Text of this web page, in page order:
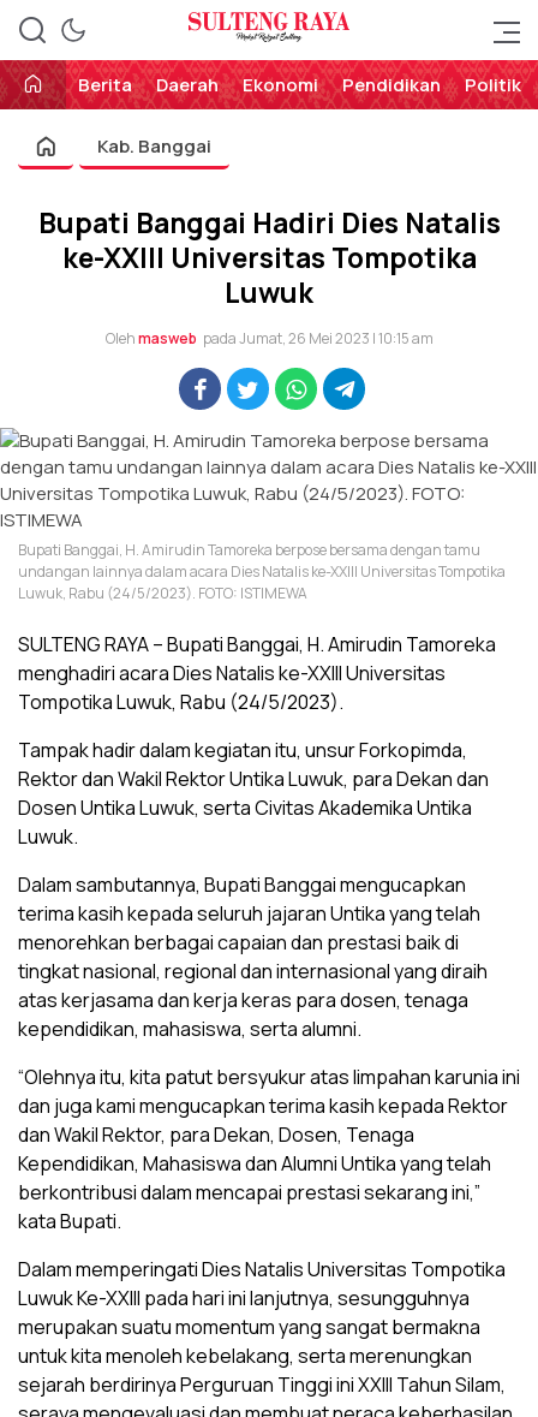
Sulteng Raya
Perekat Rakyat Sulteng
Berita
Daerah Ekonomi Pendidikan Politik
Kab. Banggai
Bupati Banggai Hadiri Dies Natalis
ke-XXIII Universitas Tompotika
Luwuk
Olehmasweb pada Jumat, 26 Mei 2023 | 10:15 am
Bupati Banggai, H. Amirudin Tamoreka berpose bersama dengan tamu
undangan lainnya dalam acara Dies Natalis ke-XXIII Universitas Tompotika
Luwuk, Rabu (24/5/2023). FOTO: ISTIMEWA
SULTENG RAYA – Bupati Banggai, H. Amirudin Tamoreka
menghadiri acara Dies Natalis ke-XXIII Universitas
Tompotika Luwuk, Rabu (24/5/2023).
Tampak hadir dalam kegiatan itu, unsur Forkopimda,
Rektor dan Wakil Rektor Untika Luwuk, para Dekan dan
Dosen Untika Luwuk, serta Civitas Akademika Untika
Luwuk.
Dalam sambutannya, Bupati Banggai mengucapkan
terima kasih kepada seluruh jajaran Untika yang telah
menorehkan berbagai capaian dan prestasi baik di
tingkat nasional, regional dan internasional yang diraih
atas kerjasama dan kerja keras para dosen, tenaga
kependidikan, mahasiswa, serta alumni.
“Olehnya itu, kita patut bersyukur atas limpahan karunia ini
dan juga kami mengucapkan terima kasih kepada Rektor
dan Wakil Rektor, para Dekan, Dosen, Tenaga
Kependidikan, Mahasiswa dan Alumni Untika yang telah
berkontribusi dalam mencapai prestasi sekarang ini,”
kata Bupati.
Dalam memperingati Dies Natalis Universitas Tompotika
Luwuk Ke-XXIII pada hari ini lanjutnya, sesungguhnya
merupakan suatu momentum yang sangat bermakna
untuk kita menoleh kebelakang, serta merenungkan
sejarah berdirinya Perguruan Tinggi ini XXIII Tahun Silam,